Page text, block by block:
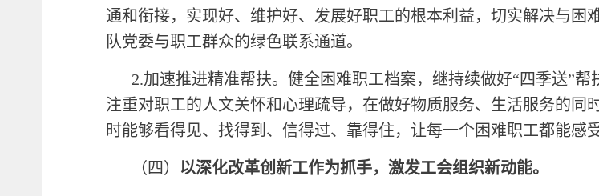
通和衔接，实现好、维护好、发展好职工的根本利益，切实解决与
队党委与职工群众的绿色联系通道。
2.加速推进精准帮扶。健全困难职工档案，继持续做好“四季送”
注重对职工的人文关怀和心理疏导，在做好物质服务、生活服务的
时能够看得见、找得到、信得过、靠得住，让每一个困难职工都能感
（四） 以深化改革创新工作为抓手，激发工会组织新动能。